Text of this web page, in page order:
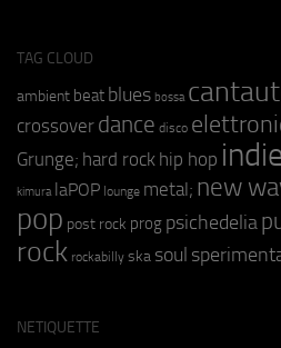
TAG CLOUD
ambient beat blues bossa
crossover dance disco
Grunge; hard rock hip hop
kimura laPOP lounge metal; new
pop post rock prog psichedelia
rock rockabilly ska soul
NETIQUETTE